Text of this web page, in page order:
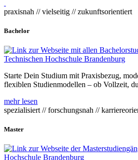
praxisnah // vielseitig // zukunftsorientiert
Bachelor
Starte Dein Studium mit Praxisbezug,
flexiblen Studienmodellen – ob Vollzeit,
mehr lesen
spezialisiert // forschungsnah //
Master